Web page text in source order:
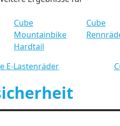
Cube
Mountainbike
Hardtail
Cube
E-Lastenräder